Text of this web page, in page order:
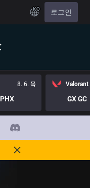
KO 로그인
8. 6. 목
PHX
Valorant
GX GC